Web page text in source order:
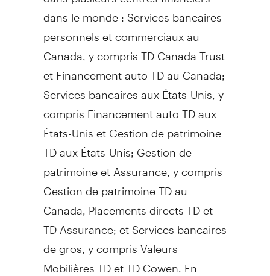
dans le monde : Services bancaires
personnels et commerciaux au
Canada, y compris TD Canada Trust
et Financement auto TD au Canada;
Services bancaires aux États-Unis, y
compris Financement auto TD aux
États-Unis et Gestion de patrimoine
TD aux États-Unis; Gestion de
patrimoine et Assurance, y compris
Gestion de patrimoine TD au
Canada, Placements directs TD et
TD Assurance; et Services bancaires
de gros, y compris Valeurs
Mobilières TD et TD Cowen. En